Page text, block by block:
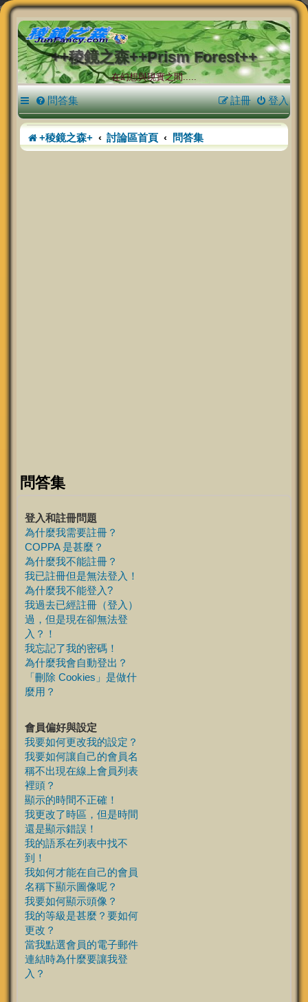
++稜鏡之森++Prism Forest++
在幻想與現實之間.....
問答集 登入
註冊
+稜鏡之森+ 討論區首頁 問答集
問答集
登入和註冊問題
為什麼我需要註冊？
COPPA 是甚麼？
為什麼我不能註冊？
我已註冊但是無法登入！
為什麼我不能登入?
我過去已經註冊（登入）
過，但是現在卻無法登
入？！
我忘記了我的密碼！
為什麼我會自動登出？
「刪除 Cookies」是做什
麼用？
會員偏好與設定
我要如何更改我的設定？
我要如何讓自己的會員名
稱不出現在線上會員列表
裡頭？
顯示的時間不正確！
我更改了時區，但是時間
還是顯示錯誤！
我的語系在列表中找不
到！
我如何才能在自己的會員
名稱下顯示圖像呢？
我要如何顯示頭像？
我的等級是甚麼？要如何
更改？
當我點選會員的電子郵件
連結時為什麼要讓我登
入？